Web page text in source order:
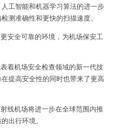
智能和机器学习算法的进一步
测准确性和更快的扫描速度。
全可靠的环境，为机场保安工
机场安全检查领域的新一代技
提高安全性的同时也带来了更高
机场将进一步在全球范围内推
出行环境。